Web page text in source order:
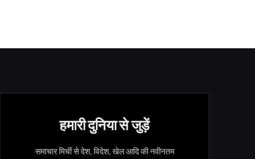
हमारी दुनिया से जुड़ें
समाचार मिर्ची से देश, विदेश, खेल आदि की नवीनतम